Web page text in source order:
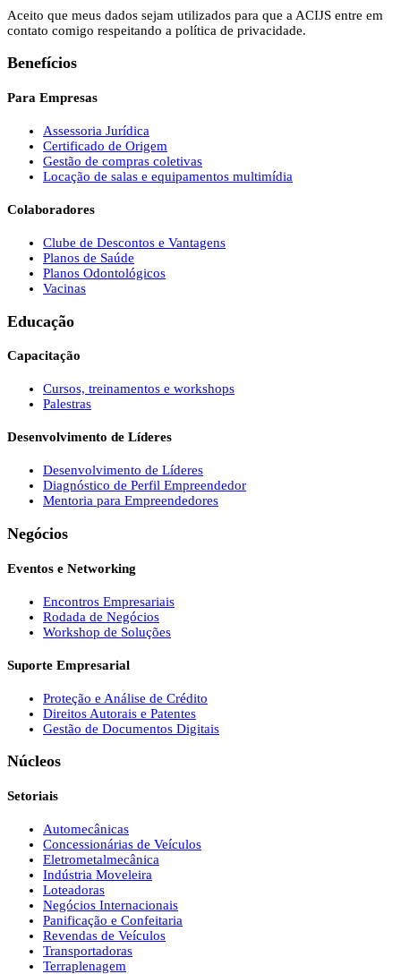
Aceito que meus dados sejam utilizados para que a ACIJS entre em
contato comigo respeitando a política de privacidade.
Benefícios
Para Empresas
Assessoria Jurídica
Certificado de Origem
Gestão de compras coletivas
Locação de salas e equipamentos multimídia
Colaboradores
Clube de Descontos e Vantagens
Planos de Saúde
Planos Odontológicos
Vacinas
Educação
Capacitação
Cursos, treinamentos e workshops
Palestras
Desenvolvimento de Líderes
Desenvolvimento de Líderes
Diagnóstico de Perfil Empreendedor
Mentoria para Empreendedores
Negócios
Eventos e Networking
Encontros Empresariais
Rodada de Negócios
Workshop de Soluções
Suporte Empresarial
Proteção e Análise de Crédito
Direitos Autorais e Patentes
Gestão de Documentos Digitais
Núcleos
Setoriais
Automecânicas
Concessionárias de Veículos
Eletrometalmecânica
Indústria Moveleira
Loteadoras
Negócios Internacionais
Panificação e Confeitaria
Revendas de Veículos
Transportadoras
Terraplenagem